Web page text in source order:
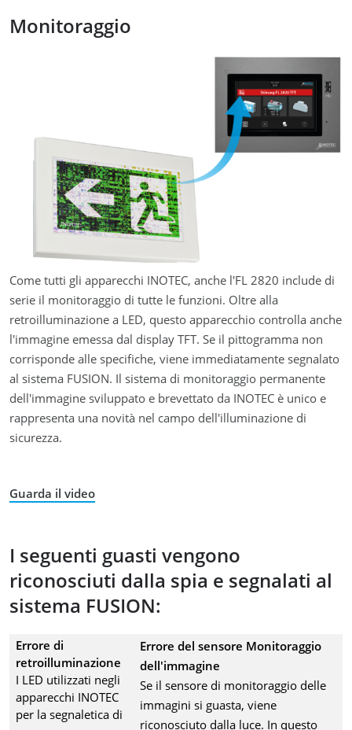
Monitoraggio
Come tutti gli apparecchi INOTEC, anche l'FL 2820 include di
serie il monitoraggio di tutte le funzioni. Oltre alla
retroilluminazione a LED, questo apparecchio controlla anche
l'immagine emessa dal display TFT. Se il pittogramma non
corrisponde alle specifiche, viene immediatamente segnalato
al sistema FUSION. Il sistema di monitoraggio permanente
dell'immagine sviluppato e brevettato da INOTEC è unico e
rappresenta una novità nel campo dell'illuminazione di
sicurezza.
Guarda il video
I seguenti guasti vengono
riconosciuti dalla spia e segnalati al
sistema FUSION:
Errore di
retroilluminazione
I LED utilizzati negli
apparecchi INOTEC
per la segnaletica di
Errore del sensore Monitoraggio
dell'immagine
Se il sensore di monitoraggio delle
immagini si guasta, viene
riconosciuto dalla luce. In questo